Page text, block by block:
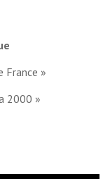
France »
2000 »